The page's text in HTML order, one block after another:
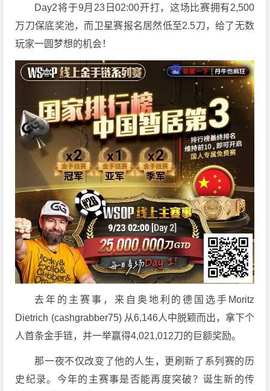
Day2将于9月23日02:00开打，这场比赛拥有2,500
万刀保底奖池，而卫星赛报名居然低至2.5刀，给了无数
玩家一圆梦想的机会！
去年的主赛事，来自奥地利的德国选手Moritz
Dietrich (cashgrabber75) 从6,146人中脱颖而出，拿下个
人首条金手链，并一举赢得4,021,012刀的巨额奖励。
那一夜不仅改变了他的人生，更刷新了系列赛的历
史纪录。今年的主赛事是否能再度突破？诞生新的传